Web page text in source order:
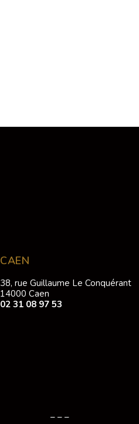
CAEN
38, rue Guillaume Le Conquérant
14000 Caen
02 31 08 97 53
– – –